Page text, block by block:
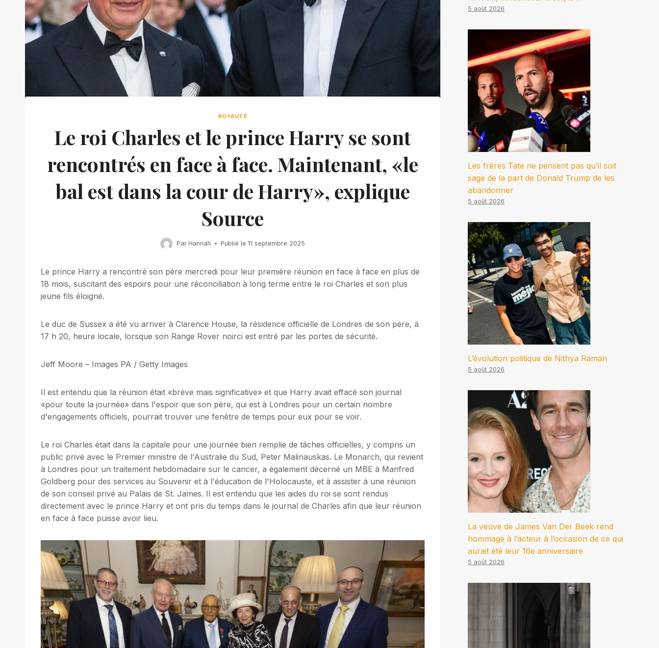
ROYAUTÉ
Le roi Charles et le prince Harry se sont
rencontrés en face à face. Maintenant, «le
bal est dans la cour de Harry», explique
Source
Par Hannah Publié le 11 septembre 2025
Le prince Harry a rencontré son père mercredi pour leur première réunion en face à face en plus de
18 mois, suscitant des espoirs pour une réconciliation à long terme entre le roi Charles et son plus
jeune fils éloigné.
Le duc de Sussex a été vu arriver à Clarence House, la résidence officielle de Londres de son père, à
17 h 20, heure locale, lorsque son Range Rover noirci est entré par les portes de sécurité.
Jeff Moore – Images PA / Getty Images
Il est entendu que la réunion était «brève mais significative» et que Harry avait effacé son journal
«pour toute la journée» dans l'espoir que son père, qui est à Londres pour un certain nombre
d'engagements officiels, pourrait trouver une fenêtre de temps pour eux pour se voir.
Le roi Charles était dans la capitale pour une journée bien remplie de tâches officielles, y compris un
public privé avec le Premier ministre de l'Australie du Sud, Peter Malinauskas. Le Monarch, qui revient
à Londres pour un traitement hebdomadaire sur le cancer, a également décerné un MBE à Manfred
Goldberg pour des services au Souvenir et à l'éducation de l'Holocauste, et à assister à une réunion
de son conseil privé au Palais de St. James. Il est entendu que les aides du roi se sont rendus
directement avec le prince Harry et ont pris du temps dans le journal de Charles afin que leur réunion
en face à face puisse avoir lieu.
5 août 2026
Les frères Tate ne pensent pas qu’il soit
sage de la part de Donald Trump de les
abandonner
5 août 2026
L’évolution politique de Nithya Raman
5 août 2026
La veuve de James Van Der Beek rend
hommage à l’acteur à l’occasion de ce qui
aurait été leur 16e anniversaire
5 août 2026